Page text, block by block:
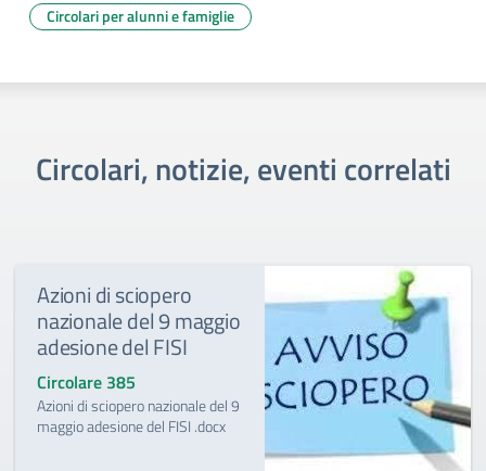
Circolari per alunni e famiglie
Circolari, notizie, eventi correlati
Azioni di sciopero
nazionale del 9 maggio
adesione del FISI
Circolare 385
Azioni di sciopero nazionale del 9
maggio adesione del FISI .docx